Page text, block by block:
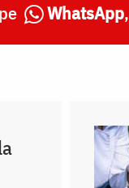
WhatsApp,